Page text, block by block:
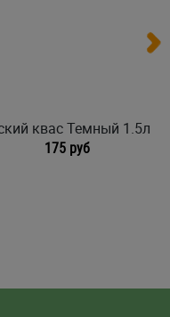
квас Темный 1.5л
175 руб